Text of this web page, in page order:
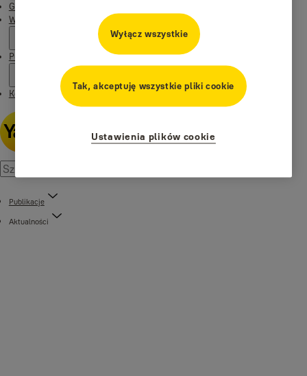
Gdzie kupić
Wsparcie
Publikacje
Kontakt
Publikacje
Aktualności
Wyłącz wszystkie
Tak, akceptuję wszystkie pliki cookie
Ustawienia plików cookie